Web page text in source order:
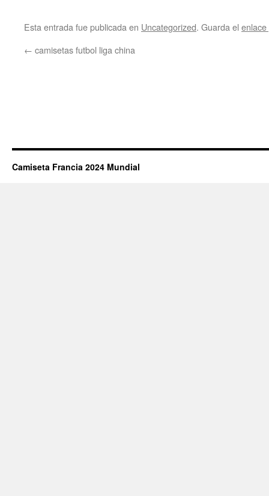
Esta entrada fue publicada en Uncategorized. Guarda el
← camisetas futbol liga china
Camiseta Francia 2024 Mundial